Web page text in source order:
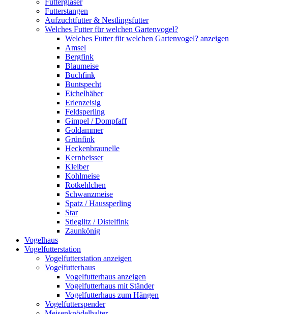
Futtergläser
Futterstangen
Aufzuchtfutter & Nestlingsfutter
Welches Futter für welchen Gartenvogel?
Welches Futter für welchen Gartenvogel? anzeigen
Amsel
Bergfink
Blaumeise
Buchfink
Buntspecht
Eichelhäher
Erlenzeisig
Feldsperling
Gimpel / Dompfaff
Goldammer
Grünfink
Heckenbraunelle
Kernbeisser
Kleiber
Kohlmeise
Rotkehlchen
Schwanzmeise
Spatz / Haussperling
Star
Stieglitz / Distelfink
Zaunkönig
Vogelhaus
Vogelfutterstation
Vogelfutterstation anzeigen
Vogelfutterhaus
Vogelfutterhaus anzeigen
Vogelfutterhaus mit Ständer
Vogelfutterhaus zum Hängen
Vogelfutterspender